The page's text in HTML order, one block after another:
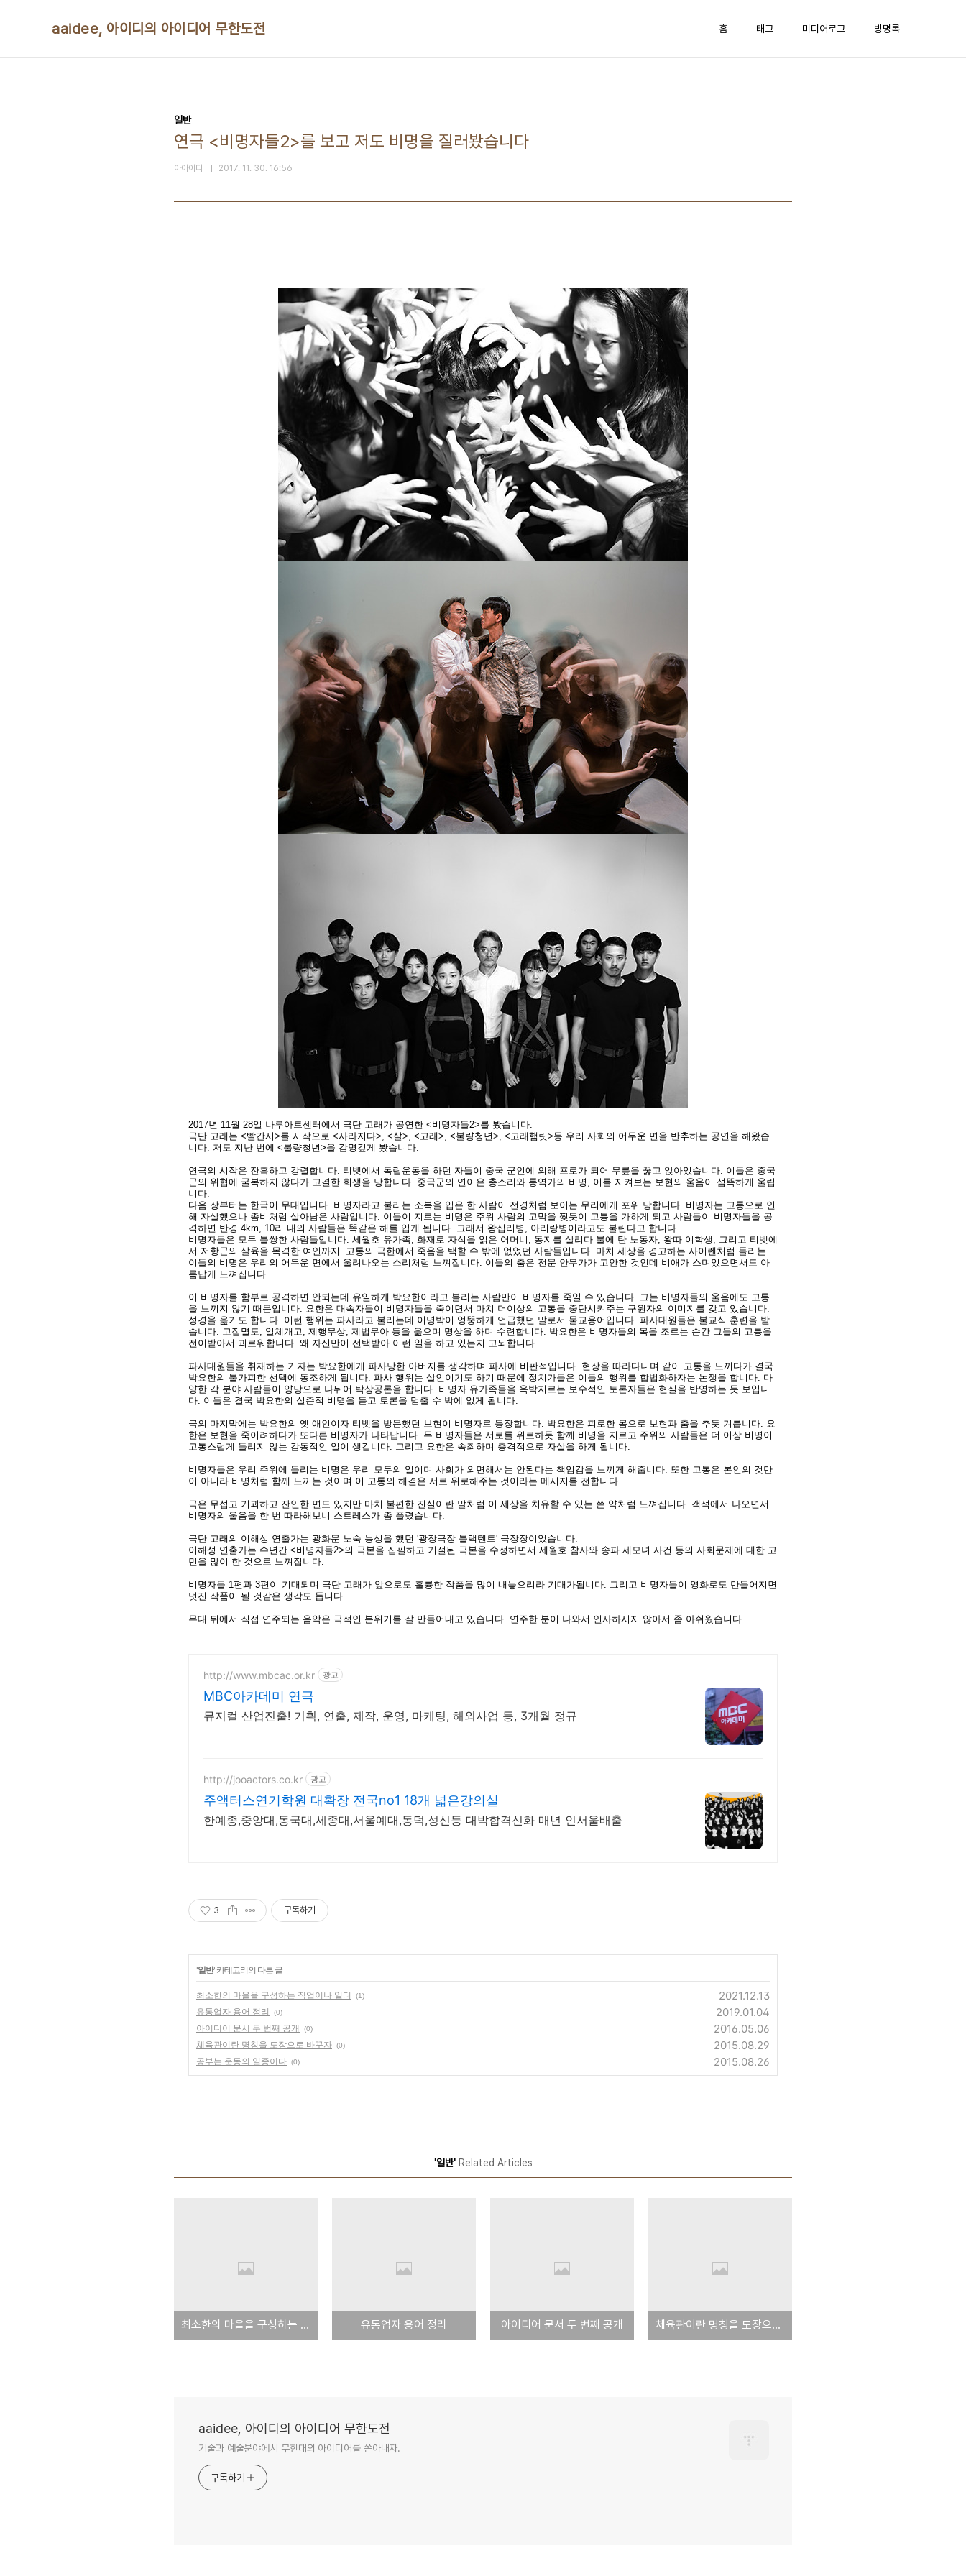
aaidee, 아이디의 아이디어 무한도전 홈 태그 미디어로그 방명록
일반
연극 <비명자들2>를 보고 저도 비명을 질러봤습니다
아아이디 2017. 11. 30. 16:56
2017년 11월 28일 나루아트센터에서 극단 고래가 공연한 <비명자들2>를 봤습니다.
극단 고래는 <빨간시>를 시작으로 <사라지다>, <살>, <고래>, <불량청년>, <고래햄릿>등 우리 사회의 어두운 면을 반추하는 공연을 해왔습
니다. 저도 지난 번에 <불량청년>을 감명깊게 봤습니다.
연극의 시작은 잔혹하고 강렬합니다. 티벳에서 독립운동을 하던 자들이 중국 군인에 의해 포로가 되어 무릎을 꿇고 앉아있습니다. 이들은 중국
군의 위협에 굴복하지 않다가 고결한 희생을 당합니다. 중국군의 연이은 총소리와 통역가의 비명, 이를 지켜보는 보현의 울음이 섬뜩하게 울립
니다.
다음 장부터는 한국이 무대입니다. 비명자라고 불리는 소복을 입은 한 사람이 전경처럼 보이는 무리에게 포위 당합니다. 비명자는 고통으로 인
해 자살했으나 좀비처럼 살아남은 사람입니다. 이들이 지르는 비명은 주위 사람의 고막을 찢듯이 고통을 가하게 되고 사람들이 비명자들을 공
격하면 반경 4km, 10리 내의 사람들은 똑같은 해를 입게 됩니다. 그래서 왕십리병, 아리랑병이라고도 불린다고 합니다.
비명자들은 모두 불쌍한 사람들입니다. 세월호 유가족, 화재로 자식을 읽은 어머니, 동지를 살리다 불에 탄 노동자, 왕따 여학생, 그리고 티벳에
서 저항군의 살육을 목격한 여인까지. 고통의 극한에서 죽음을 택할 수 밖에 없었던 사람들입니다. 마치 세상을 경고하는 사이렌처럼 들리는
이들의 비명은 우리의 어두운 면에서 울려나오는 소리처럼 느껴집니다. 이들의 춤은 전문 안무가가 고안한 것인데 비애가 스며있으면서도 아
름답게 느껴집니다.
이 비명자를 함부로 공격하면 안되는데 유일하게 박요한이라고 불리는 사람만이 비명자를 죽일 수 있습니다. 그는 비명자들의 울음에도 고통
을 느끼지 않기 때문입니다. 요한은 대속자들이 비명자들을 죽이면서 마치 더이상의 고통을 중단시켜주는 구원자의 이미지를 갖고 있습니다.
성경을 읊기도 합니다. 이런 행위는 파사라고 불리는데 이명박이 엉뚱하게 언급했던 말로서 물교용어입니다. 파사대원들은 불교식 훈련을 받
습니다. 고집멸도, 일체개고, 제행무상, 제법무아 등을 읊으며 명상을 하며 수련합니다. 박요한은 비명자들의 목을 조르는 순간 그들의 고통을
전이받아서 괴로워합니다. 왜 자신만이 선택받아 이런 일을 하고 있는지 고뇌합니다.
파사대원들을 취재하는 기자는 박요한에게 파사당한 아버지를 생각하며 파사에 비판적입니다. 현장을 따라다니며 같이 고통을 느끼다가 결국
박요한의 불가피한 선택에 동조하게 됩니다. 파사 행위는 살인이기도 하기 때문에 정치가들은 이들의 행위를 합법화하자는 논쟁을 합니다. 다
양한 각 분야 사람들이 양당으로 나뉘어 탁상공론을 합니다. 비명자 유가족들을 윽박지르는 보수적인 토론자들은 현실을 반영하는 듯 보입니
다. 이들은 결국 박요한의 실존적 비명을 듣고 토론을 멈출 수 밖에 없게 됩니다.
극의 마지막에는 박요한의 옛 애인이자 티벳을 방문했던 보현이 비명자로 등장합니다. 박요한은 피로한 몸으로 보현과 춤을 추듯 겨룹니다. 요
한은 보현을 죽이려하다가 또다른 비명자가 나타납니다. 두 비명자들은 서로를 위로하듯 함께 비명을 지르고 주위의 사람들은 더 이상 비명이
고통스럽게 들리지 않는 감동적인 일이 생깁니다. 그리고 요한은 속죄하며 충격적으로 자살을 하게 됩니다.
비명자들은 우리 주위에 들리는 비명은 우리 모두의 일이며 사회가 외면해서는 안된다는 책임감을 느끼게 해줍니다. 또한 고통은 본인의 것만
이 아니라 비명처럼 함께 느끼는 것이며 이 고통의 해결은 서로 위로해주는 것이라는 메시지를 전합니다.
극은 무섭고 기괴하고 잔인한 면도 있지만 마치 불편한 진실이란 말처럼 이 세상을 치유할 수 있는 쓴 약처럼 느껴집니다. 객석에서 나오면서
비명자의 울음을 한 번 따라해보니 스트레스가 좀 풀렸습니다.
극단 고래의 이해성 연출가는 광화문 노숙 농성을 했던 '광장극장 블랙텐트' 극장장이었습니다.
이해성 연출가는 수년간 <비명자들2>의 극본을 집필하고 거절된 극본을 수정하면서 세월호 참사와 송파 세모녀 사건 등의 사회문제에 대한 고
민을 많이 한 것으로 느껴집니다.
비명자들 1편과 3편이 기대되며 극단 고래가 앞으로도 훌륭한 작품을 많이 내놓으리라 기대가됩니다. 그리고 비명자들이 영화로도 만들어지면
멋진 작품이 될 것같은 생각도 듭니다.
무대 뒤에서 직접 연주되는 음악은 극적인 분위기를 잘 만들어내고 있습니다. 연주한 분이 나와서 인사하시지 않아서 좀 아쉬웠습니다.
http://www.mbcac.or.kr 광고
MBC아카데미 연극
뮤지컬 산업진출! 기획, 연출, 제작, 운영, 마케팅, 해외사업 등, 3개월 정규
http://jooactors.co.kr 광고
주액터스연기학원 대확장 전국no1 18개 넓은강의실
한예종,중앙대,동국대,세종대,서울예대,동덕,성신등 대박합격신화 매년 인서울배출
3 구독하기
'일반' 카테고리의 다른 글
최소한의 마을을 구성하는 직업이나 일터 (1) 2021.12.13
유통업자 용어 정리 (0) 2019.01.04
아이디어 문서 두 번째 공개 (0) 2016.05.06
체육관이란 명칭을 도장으로 바꾸자 (0) 2015.08.29
공부는 운동의 일종이다 (0) 2015.08.26
'일반'Related Articles
최소한의 마을을 구성하는 직업이나 일터 유통업자 용어 정리 아이디어 문서 두 번째 공개 체육관이란 명칭을 도장으로 바꾸자
aaidee, 아이디의 아이디어 무한도전
기술과 예술분야에서 무한대의 아이디어를 쏟아내자.
구독하기